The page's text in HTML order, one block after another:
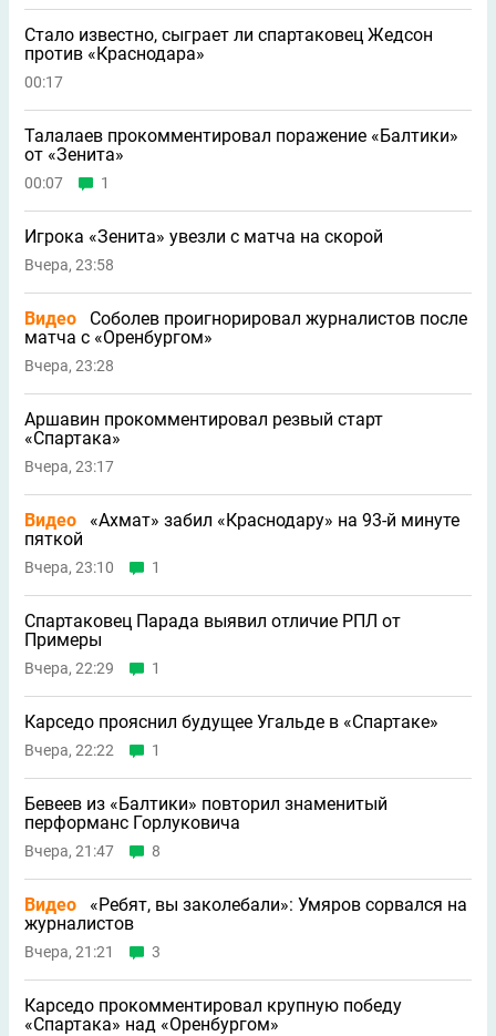
Стало известно, сыграет ли спартаковец Жедсон
против «Краснодара»
00:17
Талалаев прокомментировал поражение «Балтики»
от «Зенита»
00:07 1
Игрока «Зенита» увезли с матча на скорой
Вчера, 23:58
Видео
Соболев проигнорировал журналистов после
матча с «Оренбургом»
Вчера, 23:28
Аршавин прокомментировал резвый старт
«Спартака»
Вчера, 23:17
Видео
«Ахмат» забил «Краснодару» на 93-й минуте
пяткой
Вчера, 23:10 1
Спартаковец Парада выявил отличие РПЛ от
Примеры
Вчера, 22:29 1
Карседо прояснил будущее Угальде в «Спартаке»
Вчера, 22:22 1
Бевеев из «Балтики» повторил знаменитый
перформанс Горлуковича
Вчера, 21:47 8
Видео
«Ребят, вы заколебали»: Умяров сорвался на
журналистов
Вчера, 21:21 3
Карседо прокомментировал крупную победу
«Спартака» над «Оренбургом»